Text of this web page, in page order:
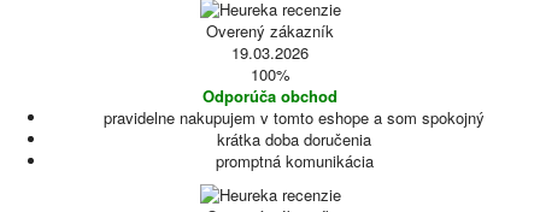
Overený zákazník
19.03.2026
100%
Odporúča obchod
pravidelne nakupujem v tomto eshope a som spokojný
krátka doba doručenia
promptná komunikácia